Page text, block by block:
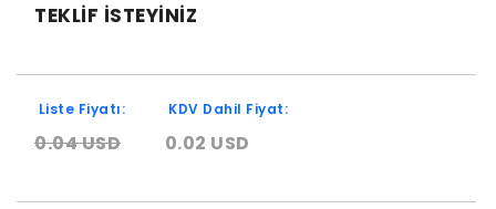
TEKLIF ISTEYINIZ
Liste Fiyatı:
0.04 USD
KDV Dahil Fiyat:
0.02 USD